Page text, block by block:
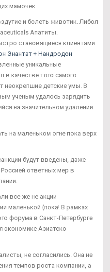
мамочек.
и болеть животик. Либол
Апатиты.
становящиеся клиентами
Энантат + Нандродон
уникальные
в качестве того самого
неокрепшие детские умы. В
ученым удалось зарядить
на значительном удалении
на маленьком огне пока верх
будут введены, даже
ответных мер в
все же не акции
маленькой (пока! В рамках
форума в Санкт-Петербурге
экономике Азиатско-
не согласились. Она не
темпов роста компании, а